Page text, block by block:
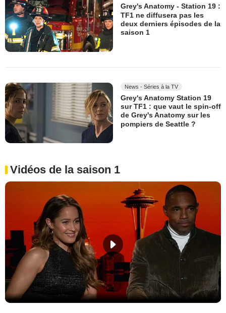
Grey's Anatomy - Station 19 :
TF1 ne diffusera pas les
deux derniers épisodes de la
saison 1
News - Séries à la TV
Grey's Anatomy Station 19
sur TF1 : que vaut le spin-off
de Grey's Anatomy sur les
pompiers de Seattle ?
Vidéos de la saison 1